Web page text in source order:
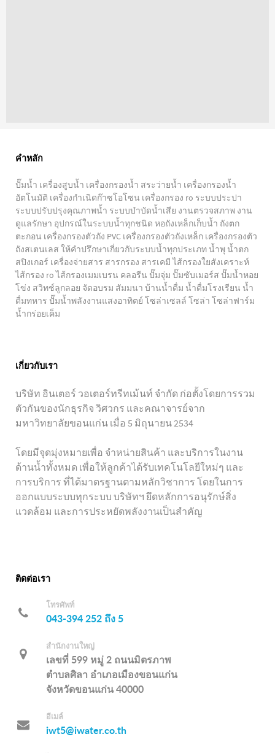
คำหลัก
ปั๊มน้ำ เครื่องสูบน้ำ เครื่องกรองน้ำ สระว่ายน้ำ เครื่องกรองน้ำ
อัตโนมัติ เครื่องกำเนิดก๊าซโอโซน เครื่องกรอง ro ระบบประปา
ระบบปรับปรุงคุณภาพน้ำ ระบบบำบัดน้ำเสีย งานตรวจสภาพ งาน
ดูแลรักษา อุปกรณ์ในระบบน้ำทุกชนิด หอถังเหล็กเก็บน้ำ ถังตก
ตะกอน เครื่องกรองตัวถัง PVC เครื่องกรองตัวถังเหล็ก เครื่องกรองตัว
ถังสเตนเลส ให้คำปรึกษาเกี่ยวกับระบบน้ำทุกประเภท น้ำพุ น้ำตก
สปิงเกอร์ เครื่องจ่ายสาร สารกรอง สารเคมี ไส้กรองใยสังเคราะห์
ไส้กรอง ro ไส้กรองเมมเบรน คลอรีน ปั๊มจุ่ม ปั๊มซับเมอร์ส ปั๊มน้ำหอย
โข่ง สวิทช์ลูกลอย จัดอบรม สัมมนา บ้านน้ำดื่ม น้ำดื่มโรงเรียน น้ำ
ดื่มทหาร ปั๊มน้ำพลังงานแสงอาทิตย์ โซล่าเซลล์ โซล่า โซล่าฟาร์ม
น้ำกร่อยเค็ม
เกี่ยวกับเรา
บริษัท อินเตอร์ วอเตอร์ทรีทเม้นท์ จำกัด ก่อตั้งโดยการรวม
ตัวกันของนักธุรกิจ วิศวกร และคณาจารย์จาก
มหาวิทยาลัยขอนแก่น เมื่อ 5 มิถุนายน 2534
โดยมีจุดมุ่งหมายเพื่อ จำหน่ายสินค้า และบริการในงาน
ด้านน้ำทั้งหมด เพื่อให้ลูกค้าได้รับเทคโนโลยีใหม่ๆ และ
การบริการ ที่ได้มาตรฐานตามหลักวิชาการ โดยในการ
ออกแบบระบบทุกระบบ บริษัทฯ ยึดหลักการอนุรักษ์สิ่ง
แวดล้อม และการประหยัดพลังงานเป็นสำคัญ
ติดต่อเรา
โทรศัพท์
043-394 252 ถึง 5
สำนักงานใหญ่
เลขที่ 599 หมู่ 2 ถนนมิตรภาพ
ตำบลศิลา อำเภอเมืองขอนแก่น
จังหวัดขอนแก่น 40000
อีเมล์
iwt5@iwater.co.th